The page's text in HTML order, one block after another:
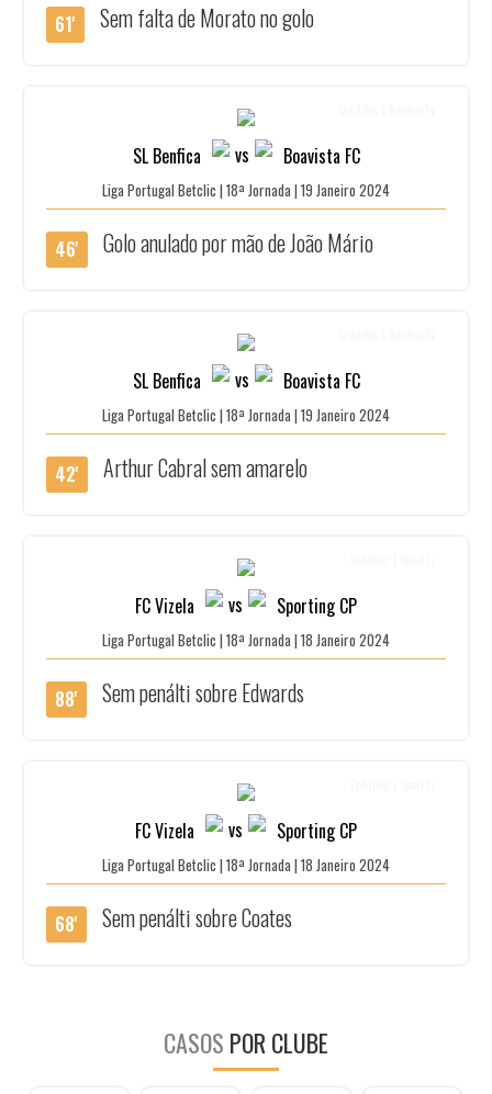
61' Sem falta de Morato no golo
SL Benfica vs Boavista FC
Liga Portugal Betclic | 18ª Jornada | 19 Janeiro 2024
46' Golo anulado por mão de João Mário
SL Benfica vs Boavista FC
Liga Portugal Betclic | 18ª Jornada | 19 Janeiro 2024
42' Arthur Cabral sem amarelo
FC Vizela vs Sporting CP
Liga Portugal Betclic | 18ª Jornada | 18 Janeiro 2024
88' Sem penálti sobre Edwards
FC Vizela vs Sporting CP
Liga Portugal Betclic | 18ª Jornada | 18 Janeiro 2024
68' Sem penálti sobre Coates
CASOS POR CLUBE